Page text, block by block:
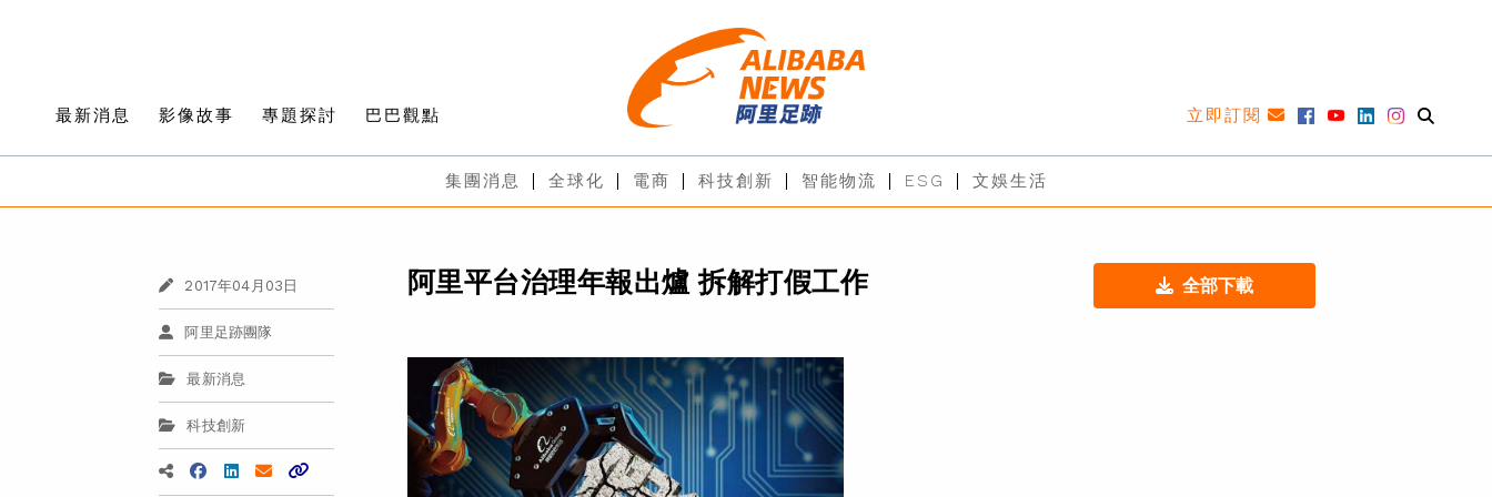
最新消息 影像故事 專題探討 巴巴觀點 立即訂閱
集團消息 全球化 電商 科技創新 智能物流 ESG 文娛生活
2017年04月03日
阿里足跡團隊
最新消息
科技創新
阿里平台治理年報出爐 拆解打假工作 全部下載